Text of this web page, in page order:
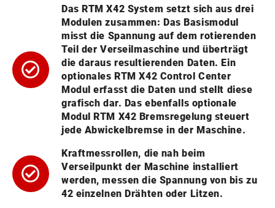
Das RTM X42 System setzt sich aus drei
Modulen zusammen: Das Basismodul
misst die Spannung auf dem rotierenden
Teil der Verseilmaschine und überträgt
die daraus resultierenden Daten. Ein
optionales RTM X42 Control Center
Modul erfasst die Daten und stellt diese
grafisch dar. Das ebenfalls optionale
Modul RTM X42 Bremsregelung steuert
jede Abwickelbremse in der Maschine.
Kraftmessrollen, die nah beim
Verseilpunkt der Maschine installiert
werden, messen die Spannung von bis zu
42 einzelnen Drähten oder Litzen.